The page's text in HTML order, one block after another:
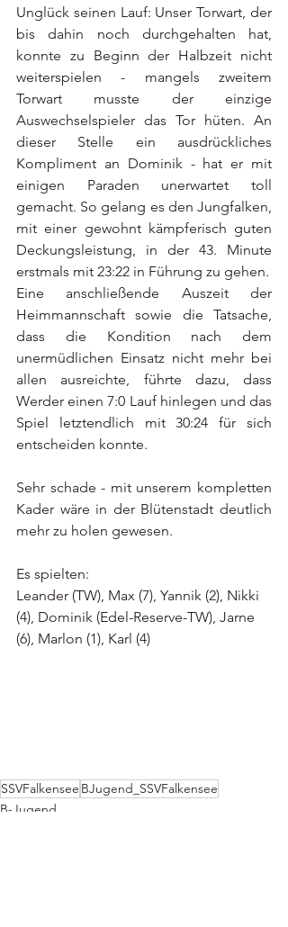
Unglück seinen Lauf: Unser Torwart, der
bis dahin noch durchgehalten hat,
konnte zu Beginn der Halbzeit nicht
weiterspielen - mangels zweitem
Torwart musste der einzige
Auswechselspieler das Tor hüten. An
dieser Stelle ein ausdrückliches
Kompliment an Dominik - hat er mit
einigen Paraden unerwartet toll
gemacht. So gelang es den Jungfalken,
mit einer gewohnt kämpferisch guten
Deckungsleistung, in der 43. Minute
Eine anschließende Auszeit der
Heimmannschaft sowie die Tatsache,
dass die Kondition nach dem
unermüdlichen Einsatz nicht mehr bei
allen ausreichte, führte dazu, dass
Werder einen 7:0 Lauf hinlegen und das
Spiel letztendlich mit 30:24 für sich
entscheiden konnte.
Sehr schade - mit unserem kompletten
Kader wäre in der Blütenstadt deutlich
mehr zu holen gewesen.
Es spielten:
Leander (TW), Max (7), Yannik (2), Nikki
(4), Dominik (Edel-Reserve-TW), Jarne
(6), Marlon (1), Karl (4)
SSVFalkensee BJugend_SSVFalkensee
B-Jugend